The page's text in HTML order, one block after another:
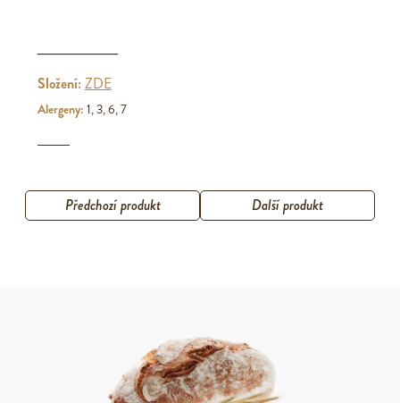
Složení:ZDE
Alergeny: 1, 3, 6, 7
Předchozí produkt Další produkt